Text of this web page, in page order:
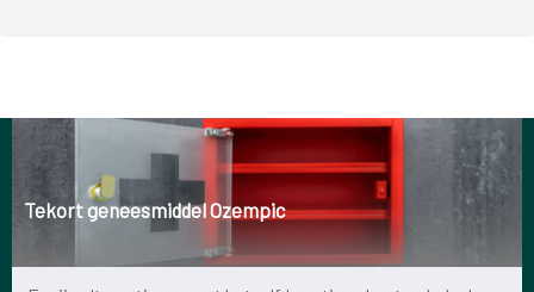
hebt. Deel je lichaamsgewicht door je lengte (meters) in het
kwadraat. Stel je bent 1.80 m lang en weegt 75 kilo, dan
bereken je als volgt:
BMI = Gewicht / (lengte x lengte)
Tekort geneesmiddel Ozempic